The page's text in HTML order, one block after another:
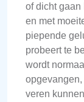
of dicht
en met
piepende
probeert te
wordt
veren